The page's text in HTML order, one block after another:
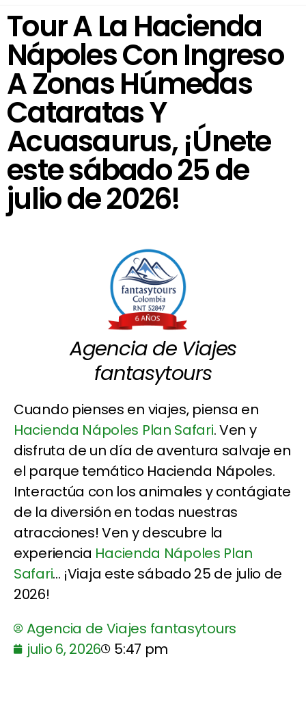
Tour A La Hacienda
Nápoles Con Ingreso
A Zonas Húmedas
Cataratas Y
Acuasaurus, ¡Únete
este sábado 25 de
julio de 2026!
Agencia de Viajes
fantasytours
Cuando pienses en viajes, piensa en
Hacienda Nápoles Plan Safari. Ven y
disfruta de un día de aventura salvaje en
el parque temático Hacienda Nápoles.
Interactúa con los animales y contágiate
de la diversión en todas nuestras
atracciones! Ven y descubre la
experiencia Hacienda Nápoles Plan
Safari... ¡Viaja este sábado 25 de julio de
2026!
Agencia de Viajes fantasytours
julio 6, 2026
5:47 pm